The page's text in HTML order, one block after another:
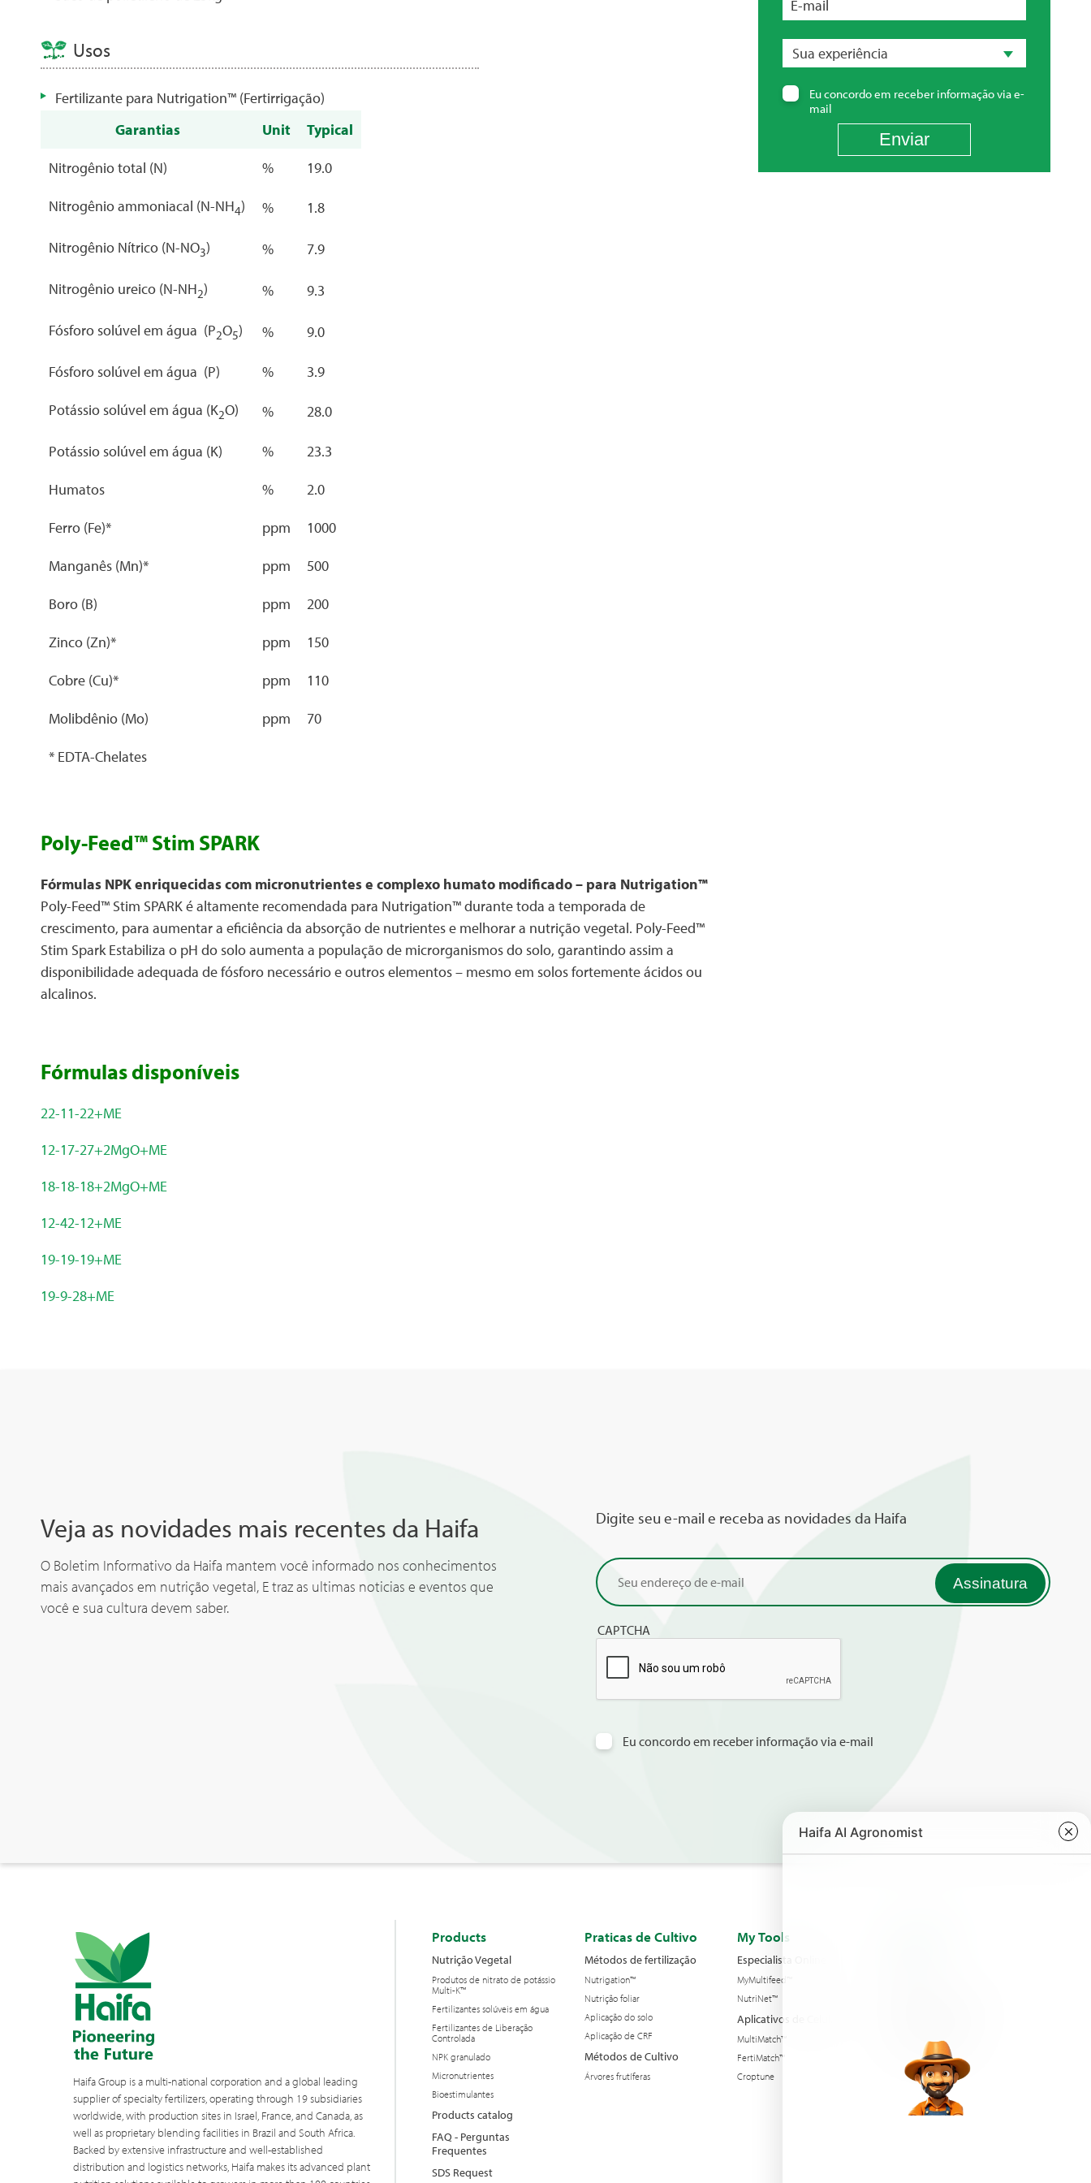
E-mail
experiência
Sua experiência
Eu concordo em receber informação via e-
mail
Usos
Fertilizante para Nutrigation™ (Fertirrigação)
Garantias
Unit Typical
Nitrogênio total (N) % 19.0
Nitrogênio ammoniacal (N-NH4) % 1.8
Nitrogênio Nítrico (N-NO3) % 7.9
Nitrogênio ureico (N-NH2) % 9.3
Fósforo solúvel em água (P2O5) % 9.0
Fósforo solúvel em água (P) % 3.9
Potássio solúvel em água (K2O) % 28.0
Potássio solúvel em água (K) % 23.3
Humatos % 2.0
Ferro (Fe)* ppm 1000
Manganês (Mn)* ppm 500
Boro (B) ppm 200
Zinco (Zn)* ppm 150
Cobre (Cu)* ppm 110
Molibdênio (Mo) ppm 70
* EDTA-Chelates
Poly-Feed™ Stim SPARK
Fórmulas NPK enriquecidas com micronutrientes e complexo humato modificado – para Nutrigation™
Poly-Feed™ Stim SPARK é altamente recomendada para Nutrigation™ durante toda a temporada de
crescimento, para aumentar a eficiência da absorção de nutrientes e melhorar a nutrição vegetal. Poly-Feed™
Stim Spark Estabiliza o pH do solo aumenta a população de microrganismos do solo, garantindo assim a
disponibilidade adequada de fósforo necessário e outros elementos – mesmo em solos fortemente ácidos ou
alcalinos.
Fórmulas disponíveis
22-11-22+ME
12-17-27+2MgO+ME
18-18-18+2MgO+ME
12-42-12+ME
19-19-19+ME
19-9-28+ME
Veja as novidades mais recentes da Haifa
O Boletim Informativo da Haifa mantem você informado nos conhecimentos
mais avançados em nutrição vegetal, E traz as ultimas noticias e eventos que
você e sua cultura devem saber.
Digite seu e-mail e receba as novidades da Haifa
CAPTCHA
Eu concordo em receber informação via e-mail
Haifa Group is a multi-national corporation and a global leading
supplier of specialty fertilizers, operating through 19 subsidiaries
worldwide, with production sites in Israel, France, and Canada, as
well as proprietary blending facilities in Brazil and South Africa.
Backed by extensive infrastructure and well-established
distribution and logistics networks, Haifa makes its advanced plant
Products
Nutrição Vegetal
Produtos de nitrato de potássio
Multi-K™
Fertilizantes solúveis em água
Fertilizantes de Liberação
Controlada
NPK granulado
Micronutrientes
Bioestimulantes
Products catalog
FAQ - Perguntas
Frequentes
SDS Request
Praticas de Cultivo
Métodos de fertilização
Nutrigation™
Nutrição foliar
Aplicação do solo
Aplicação de CRF
Métodos de Cultivo
Árvores frutíferas
My Tools
Especialista Online
MyMultifeed™
NutriNet™
Aplicativos de Celular
MultiMatch™
FertiMatch™
Croptune
Sustentabilidade